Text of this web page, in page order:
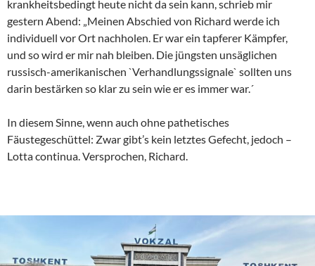
krankheitsbedingt heute nicht da sein kann, schrieb mir
gestern Abend: „Meinen Abschied von Richard werde ich
individuell vor Ort nachholen. Er war ein tapferer Kämpfer,
und so wird er mir nah bleiben. Die jüngsten unsäglichen
russisch-amerikanischen `Verhandlungssignale` sollten uns
darin bestärken so klar zu sein wie er es immer war.´
In diesem Sinne, wenn auch ohne pathetisches
Fäustegeschüttel: Zwar gibt’s kein letztes Gefecht, jedoch –
Lotta continua. Versprochen, Richard.